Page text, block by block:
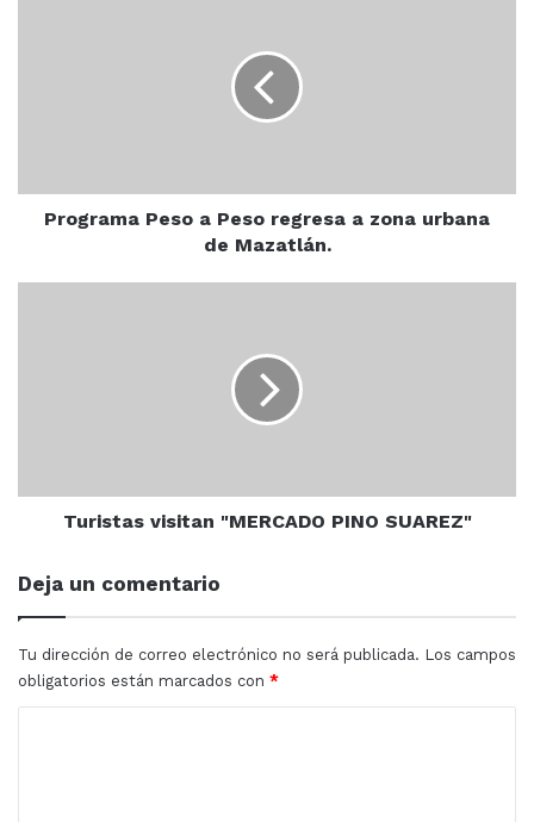
de
Mazatlán.
Programa Peso a Peso regresa a zona urbana
de Mazatlán.
Turistas visitan "MERCADO PINO SUAREZ"
Deja un comentario
Tu dirección de correo electrónico no será publicada. Los campos
obligatorios están marcados con *